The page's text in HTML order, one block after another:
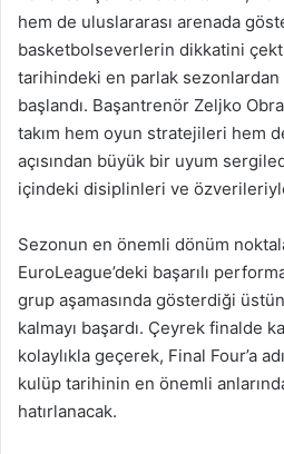
hem de uluslararası arenada
basketbolseverlerin dikkatini çekti.
tarihindeki en parlak sezonlardan
başlandı. Başantrenör Zeljko
takım hem oyun stratejileri hem
açısından büyük bir uyum
içindeki disiplinleri ve
Sezonun en önemli dönüm
EuroLeague’deki başarılı
grup aşamasında gösterdiği
kalmayı başardı. Çeyrek finalde
kolaylıkla geçerek, Final Four’a
kulüp tarihinin en önemli
hatırlanacak.